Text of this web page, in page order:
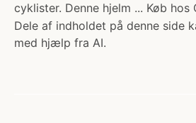
cyklister. Denne hjelm ... Køb hos
Dele af indholdet på denne side
med hjælp fra AI.